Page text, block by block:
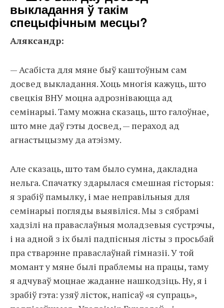
выкладання ў такім
спецыфічным месцы?
Аляксандр:
— Асабіста для мяне быў каштоўным сам
досвед выкладання. Хоць многія кажуць, што
свецкія ВНУ моцна адрозніваюцца ад
семінарыі. Таму можна сказаць, што галоўнае,
што мне даў гэты досвед, — пераход ад
агнастыцызму да атэізму.
Але сказаць, што там было сумна, дакладна
нельга. Спачатку здарылася смешная гісторыя:
я зрабіў памылку, і мае неправільныя для
семінарыі погляды выявіліся. Мы з сябрамі
хадзілі на праваслаўныя моладзевыя сустрэчы,
і на адной з іх былі падпісныя лісты з просьбай
пра стварэнне праваслаўнай гімназіі. У той
момант у мяне былі праблемы на працы, таму
я адчуваў моцнае жаданне нашкодзіць. Ну, я і
зрабіў гэта: узяў лісток, напісаў «я супраць»,